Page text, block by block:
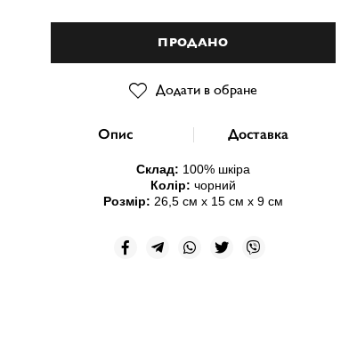
ПРОДАНО
Додати в обране
Опис Доставка
Склад: 100% шкіра
Колір: чорний
Розмір: 26,5 см х 15 см х 9 см